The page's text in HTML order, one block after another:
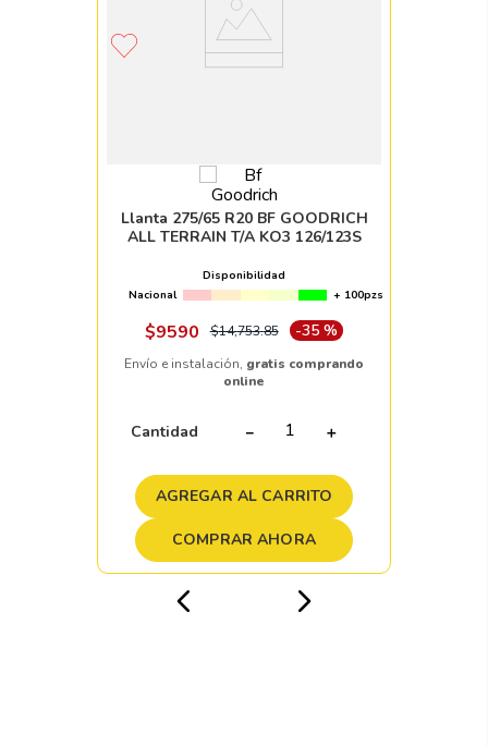
Llanta 275/65 R20 BF GOODRICH
ALL TERRAIN T/A KO3 126/123S
Disponibilidad
Nacional
+ 100pzs
$9590 $14,753.85 -35 %
Envío e instalación, gratis comprando
online
Cantidad ＋
－
AGREGAR AL CARRITO
COMPRAR AHORA